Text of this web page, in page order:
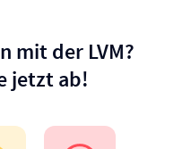
mit der LVM?
jetzt ab!